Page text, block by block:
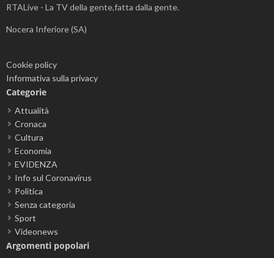
RTALive - La TV della gente,fatta dalla gente.
Nocera Inferiore (SA)
Cookie policy
Informativa sulla privacy
Categorie
Attualità
Cronaca
Cultura
Economia
EVIDENZA
Info sul Coronavirus
Politica
Senza categoria
Sport
Videonews
Argomenti popolari